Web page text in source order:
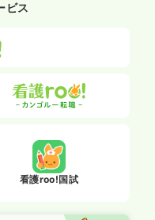
ビス
看護roo!国試